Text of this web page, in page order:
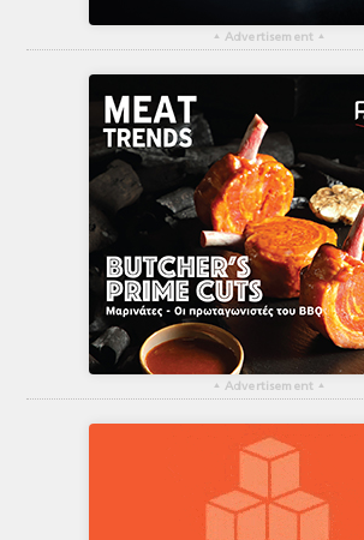
▴ Advertisement ▴
▴ Advertisement ▴